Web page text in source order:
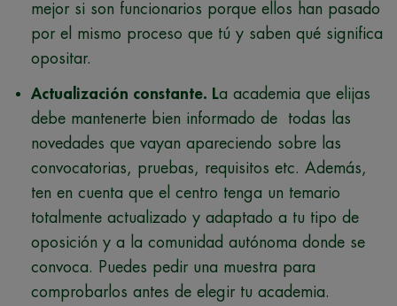
mejor si son funcionarios porque ellos han pasado
por el mismo proceso que tú y saben qué significa
opositar.
Actualización constante. La academia que elijas
debe mantenerte bien informado de todas las
novedades que vayan apareciendo sobre las
convocatorias, pruebas, requisitos etc. Además,
ten en cuenta que el centro tenga un temario
totalmente actualizado y adaptado a tu tipo de
oposición y a la comunidad autónoma donde se
convoca. Puedes pedir una muestra para
comprobarlos antes de elegir tu academia.